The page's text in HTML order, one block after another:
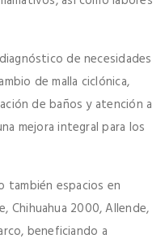
de necesidades
de malla ciclónica,
de baños y atención a
mejora integral para los
también espacios en
Chihuahua 2000, Allende,
beneficiando a